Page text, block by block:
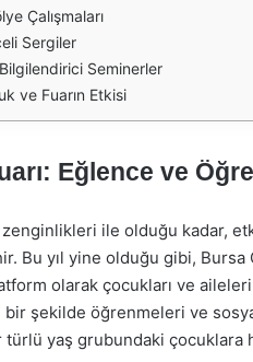
Çalışmaları
Sergiler
Seminerler
ve Fuarın Etkisi
Eğlence ve
ile olduğu kadar,
Bu yıl yine olduğu gibi,
olarak çocukları ve
şekilde öğrenmeleri ve
türlü yaş grubundaki